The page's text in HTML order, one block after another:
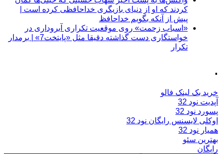
کردند که او از دنیای بازیگری خداحافظی کرده است |
پیش از آنکه بگویم خداحافظ
«اسباب زحمت» روی موقعیت تکراری آبروداری در
خواستگاری دست گذاشته دقیقا مثل «پایتخت7» | برمدار
تکرار
.
خرید بک لینک فالو
آپدیت نود 32
پسورد نود 32
اوکلی لایسنس رایگان نود 32
همیار نود 32
بهترین سئو
رایگان